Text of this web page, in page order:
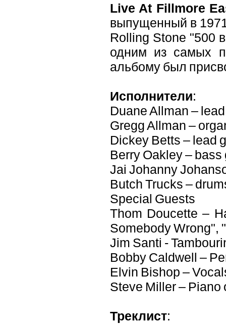
Live At Fillmore
выпущенный в 1971
Rolling Stone "500
одним из самых
альбому был
Исполнители:
Duane Allman –
Gregg Allman –
Dickey Betts – lead
Berry Oakley – bass
Jai Johanny
Butch Trucks –
Special Guests
Thom Doucette –
Somebody Wrong",
Jim Santi -
Bobby Caldwell –
Elvin Bishop –
Steve Miller – Piano
Треклист: